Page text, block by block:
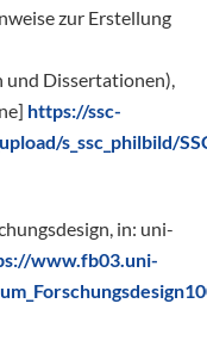
zur Erstellung
Dissertationen),
https://ssc-
s_ssc_philbild/
in: uni-
www.fb03.uni-